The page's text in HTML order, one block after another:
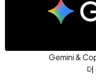
Gemini &